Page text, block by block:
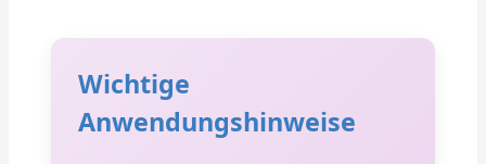
Wichtige
Anwendungshinweise